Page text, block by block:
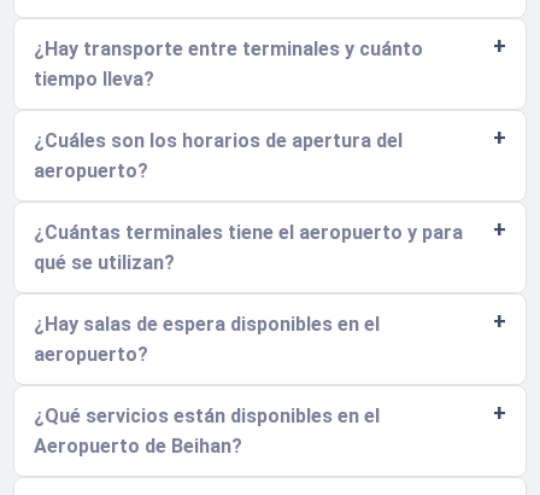
¿Hay transporte entre terminales y cuánto
tiempo lleva?
¿Cuáles son los horarios de apertura del
aeropuerto?
¿Cuántas terminales tiene el aeropuerto y para
qué se utilizan?
¿Hay salas de espera disponibles en el
aeropuerto?
¿Qué servicios están disponibles en el
Aeropuerto de Beihan?